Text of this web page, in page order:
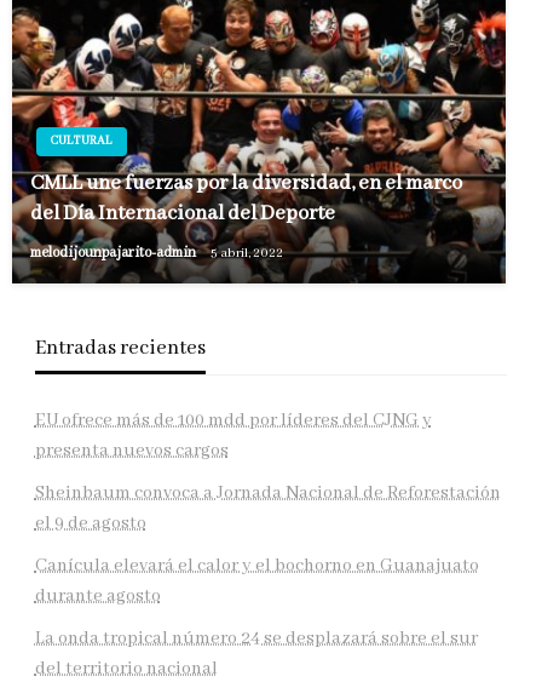
CULTURAL
CMLL une fuerzas por la diversidad, en el marco
del Día Internacional del Deporte
melodijounpajarito-admin 5 abril, 2022
Entradas recientes
EU ofrece más de 100 mdd por líderes del CJNG y
presenta nuevos cargos
Sheinbaum convoca a Jornada Nacional de Reforestación
el 9 de agosto
Canícula elevará el calor y el bochorno en Guanajuato
durante agosto
La onda tropical número 24 se desplazará sobre el sur
del territorio nacional